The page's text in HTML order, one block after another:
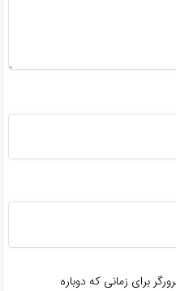
برای زمانی که دوباره